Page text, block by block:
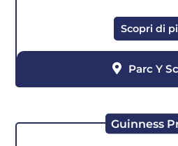
Parc Y
Scopri di
Guinness